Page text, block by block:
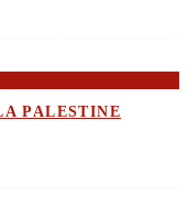
PALESTINE